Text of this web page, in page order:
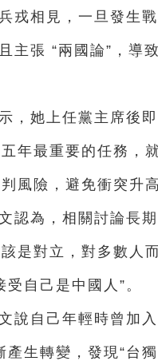
戎相見，一旦發生
主張 “兩國論”，導
，她上任黨主席後
年最重要的任務，
風險，避免衝突升高
認為，相關討論長
是對立，對多數人
自己是中國人”。
說自己年輕時曾加
生轉變，發現“台